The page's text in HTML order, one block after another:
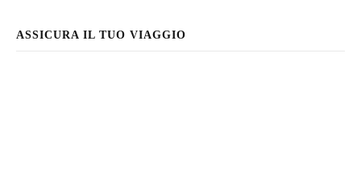
ASSICURA IL TUO VIAGGIO